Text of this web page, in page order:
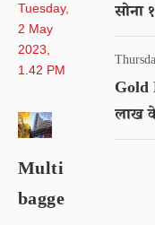
Tuesday,
2 May
2023,
1.42 PM
Multi
bagge
सोना
गोल्ड
Gold
लाख
का रेट